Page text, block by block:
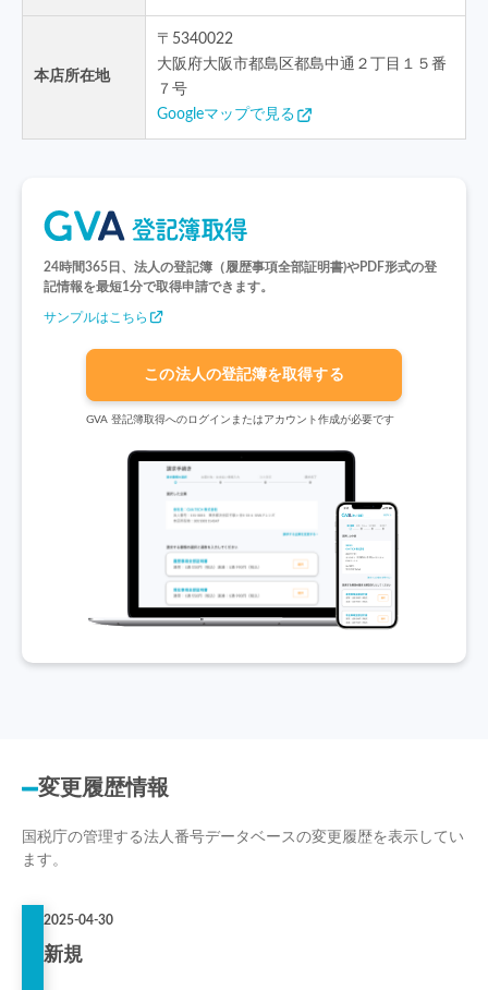
本店所在地
〒 5340022
大阪府大阪市都島区都島中通２丁目１５番
７号
Googleマップで見る
24時間365日、法人の登記簿（履歴事項全部証明書)やPDF形式の登
記情報を最短1分で取得申請できます。
サンプルはこちら
この法人の登記簿を取得する
GVA 登記簿取得へのログインまたはアカウント作成が必要です
変更履歴情報
国税庁の管理する法人番号データベースの変更履歴を表示してい
ます。
2025-04-30
新規